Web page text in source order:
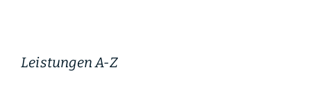
Leistungen A-Z